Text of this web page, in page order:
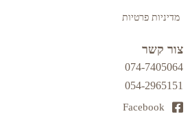
מדיניות פרטיות
צור קשר
074-7405064
054-2965151
Facebook